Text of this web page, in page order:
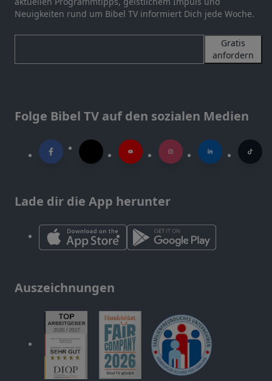
Neuigkeiten rund um Bibel TV informiert Dich jede Woche.
Gratis
anfordern
Folge Bibel TV auf den sozialen Medien
Lade dir die App herunter
Auszeichnungen